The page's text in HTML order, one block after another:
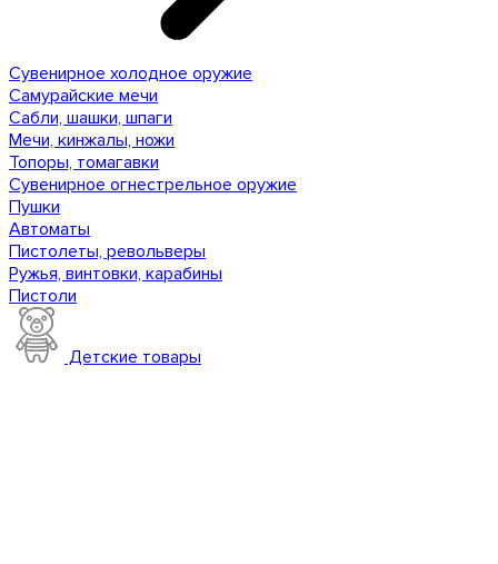
Сувенирное холодное оружие
Самурайские мечи
Сабли, шашки, шпаги
Мечи, кинжалы, ножи
Топоры, томагавки
Сувенирное огнестрельное оружие
Пушки
Автоматы
Пистолеты, револьверы
Ружья, винтовки, карабины
Пистоли
Детские товары